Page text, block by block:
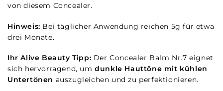
von diesem Concealer.
Hinweis: Bei täglicher Anwendung reichen 5g für etwa
drei Monate.
Ihr Alive Beauty Tipp: Der Concealer Balm Nr.7 eignet
sich hervorragend, umdunkle Hauttöne mit kühlen
Untertönen auszugleichen und zu perfektionieren.